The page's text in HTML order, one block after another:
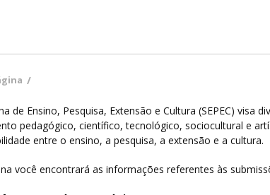
/
de Ensino, Pesquisa, Extensão e Cultura (SEPEC) visa
pedagógico, científico, tecnológico, sociocultural e
entre o ensino, a pesquisa, a extensão e a cultura.
você encontrará as informações referentes às